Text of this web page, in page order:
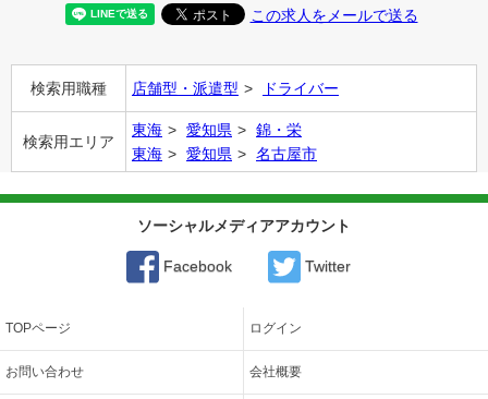
この求人をメールで送る
検索用職種 店舗型・派遣型 ドライバー
検索用エリア
東海 愛知県
錦・栄
東海
愛知県 名古屋市
ソーシャルメディアアカウント
Facebook Twitter
TOPページ ログイン
お問い合わせ 会社概要